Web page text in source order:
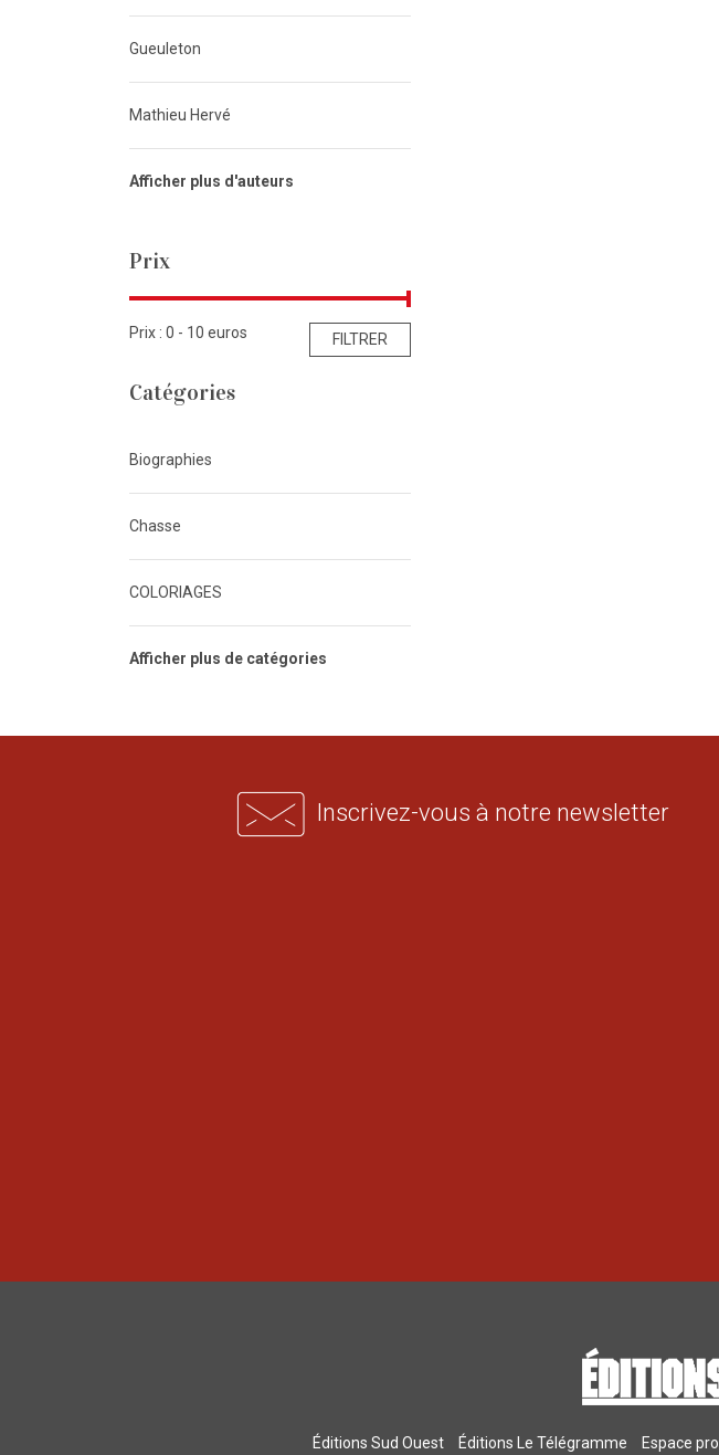
Gueuleton
Mathieu Hervé
Afficher plus d'auteurs
Prix
Prix : 0 - 10 euros FILTRER
Catégories
Biographies
Chasse
COLORIAGES
Afficher plus de catégories
Inscrivez-vous à notre newsletter
Éditions Sud Ouest Éditions Le Télégramme Espace pro